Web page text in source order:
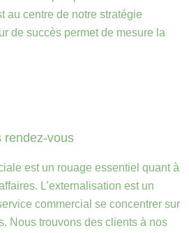
au centre de notre stratégie
de succès permet de mesure la
rendez-vous
est un rouage essentiel quant à
L’externalisation est un
commercial se concentrer sur
Nous trouvons des clients à nos